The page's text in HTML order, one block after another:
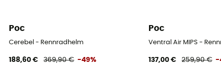
Poc
Cerebel - Rennradhelm
188,60 € 369,90 € -49%
Poc
Ventral Air MIPS -
137,00 € 259,90 € -